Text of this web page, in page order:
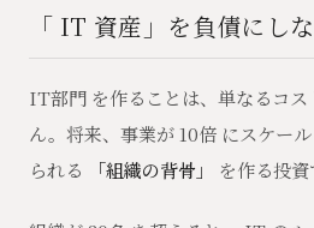
「 IT 資産」を負債にし
IT部門 を作ることは、単なるコ
ん。将来、事業が 10倍 にスケー
られる
「組織の背骨」 を作る投資